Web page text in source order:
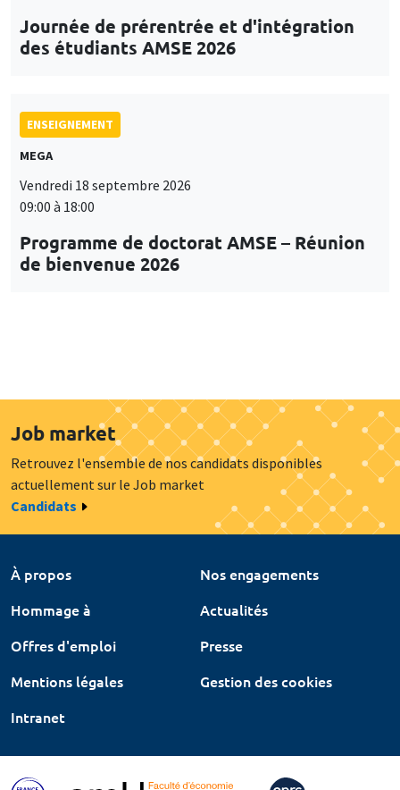
Journée de prérentrée et d'intégration
des étudiants AMSE 2026
ENSEIGNEMENT
MEGA
Vendredi 18 septembre 2026
09:00 à 18:00
Programme de doctorat AMSE – Réunion
de bienvenue 2026
Job market
Retrouvez l'ensemble de nos candidats disponibles
actuellement sur le Job market
Candidats
À propos
Nos engagements
Hommage à
Actualités
Offres d'emploi
Presse
Mentions légales
Gestion des cookies
Intranet